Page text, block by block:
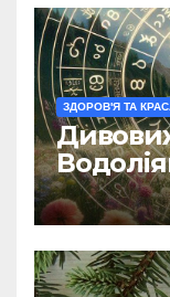
ЗДОРОВ'Я ТА
— Дівам:
лютого